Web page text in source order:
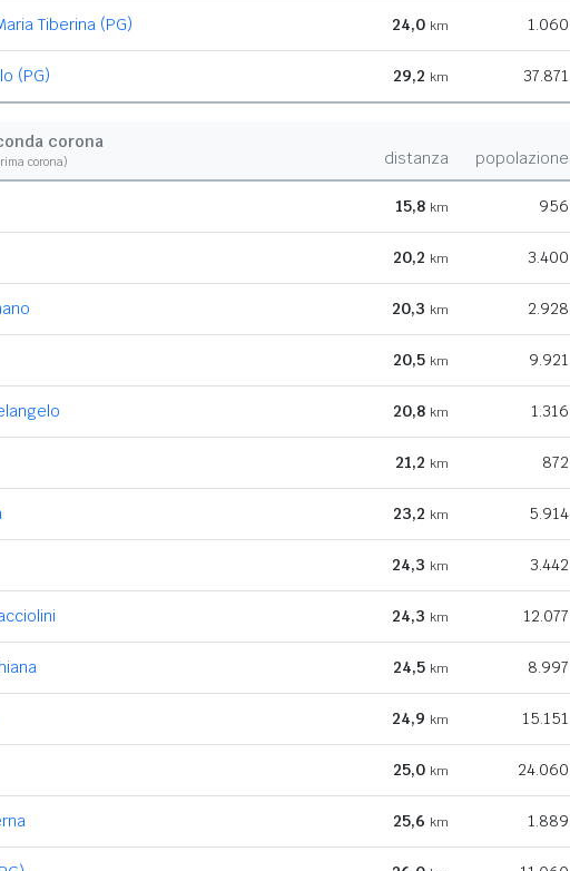
Tiberina (PG) 24,0 km 1.060
(PG) 29,2 km 37.871
corona
corona) distanza popolazione
15,8 km 956
20,2 km 3.400
20,3 km 2.928
20,5 km 9.921
20,8 km 1.316
21,2 km 872
23,2 km 5.914
24,3 km 3.442
24,3 km 12.077
24,5 km 8.997
24,9 km 15.151
25,0 km 24.060
25,6 km 1.889